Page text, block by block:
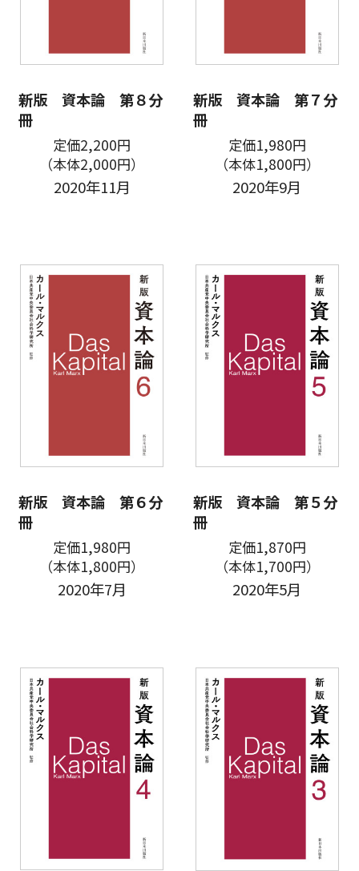
新版 資本論 第８分
冊
定価2,200円
（本体2,000円）
2020年11月
新版 資本論 第７分
冊
定価1,980円
（本体1,800円）
2020年9月
新版 資本論 第６分
冊
定価1,980円
（本体1,800円）
2020年7月
新版 資本論 第５分
冊
定価1,870円
（本体1,700円）
2020年5月